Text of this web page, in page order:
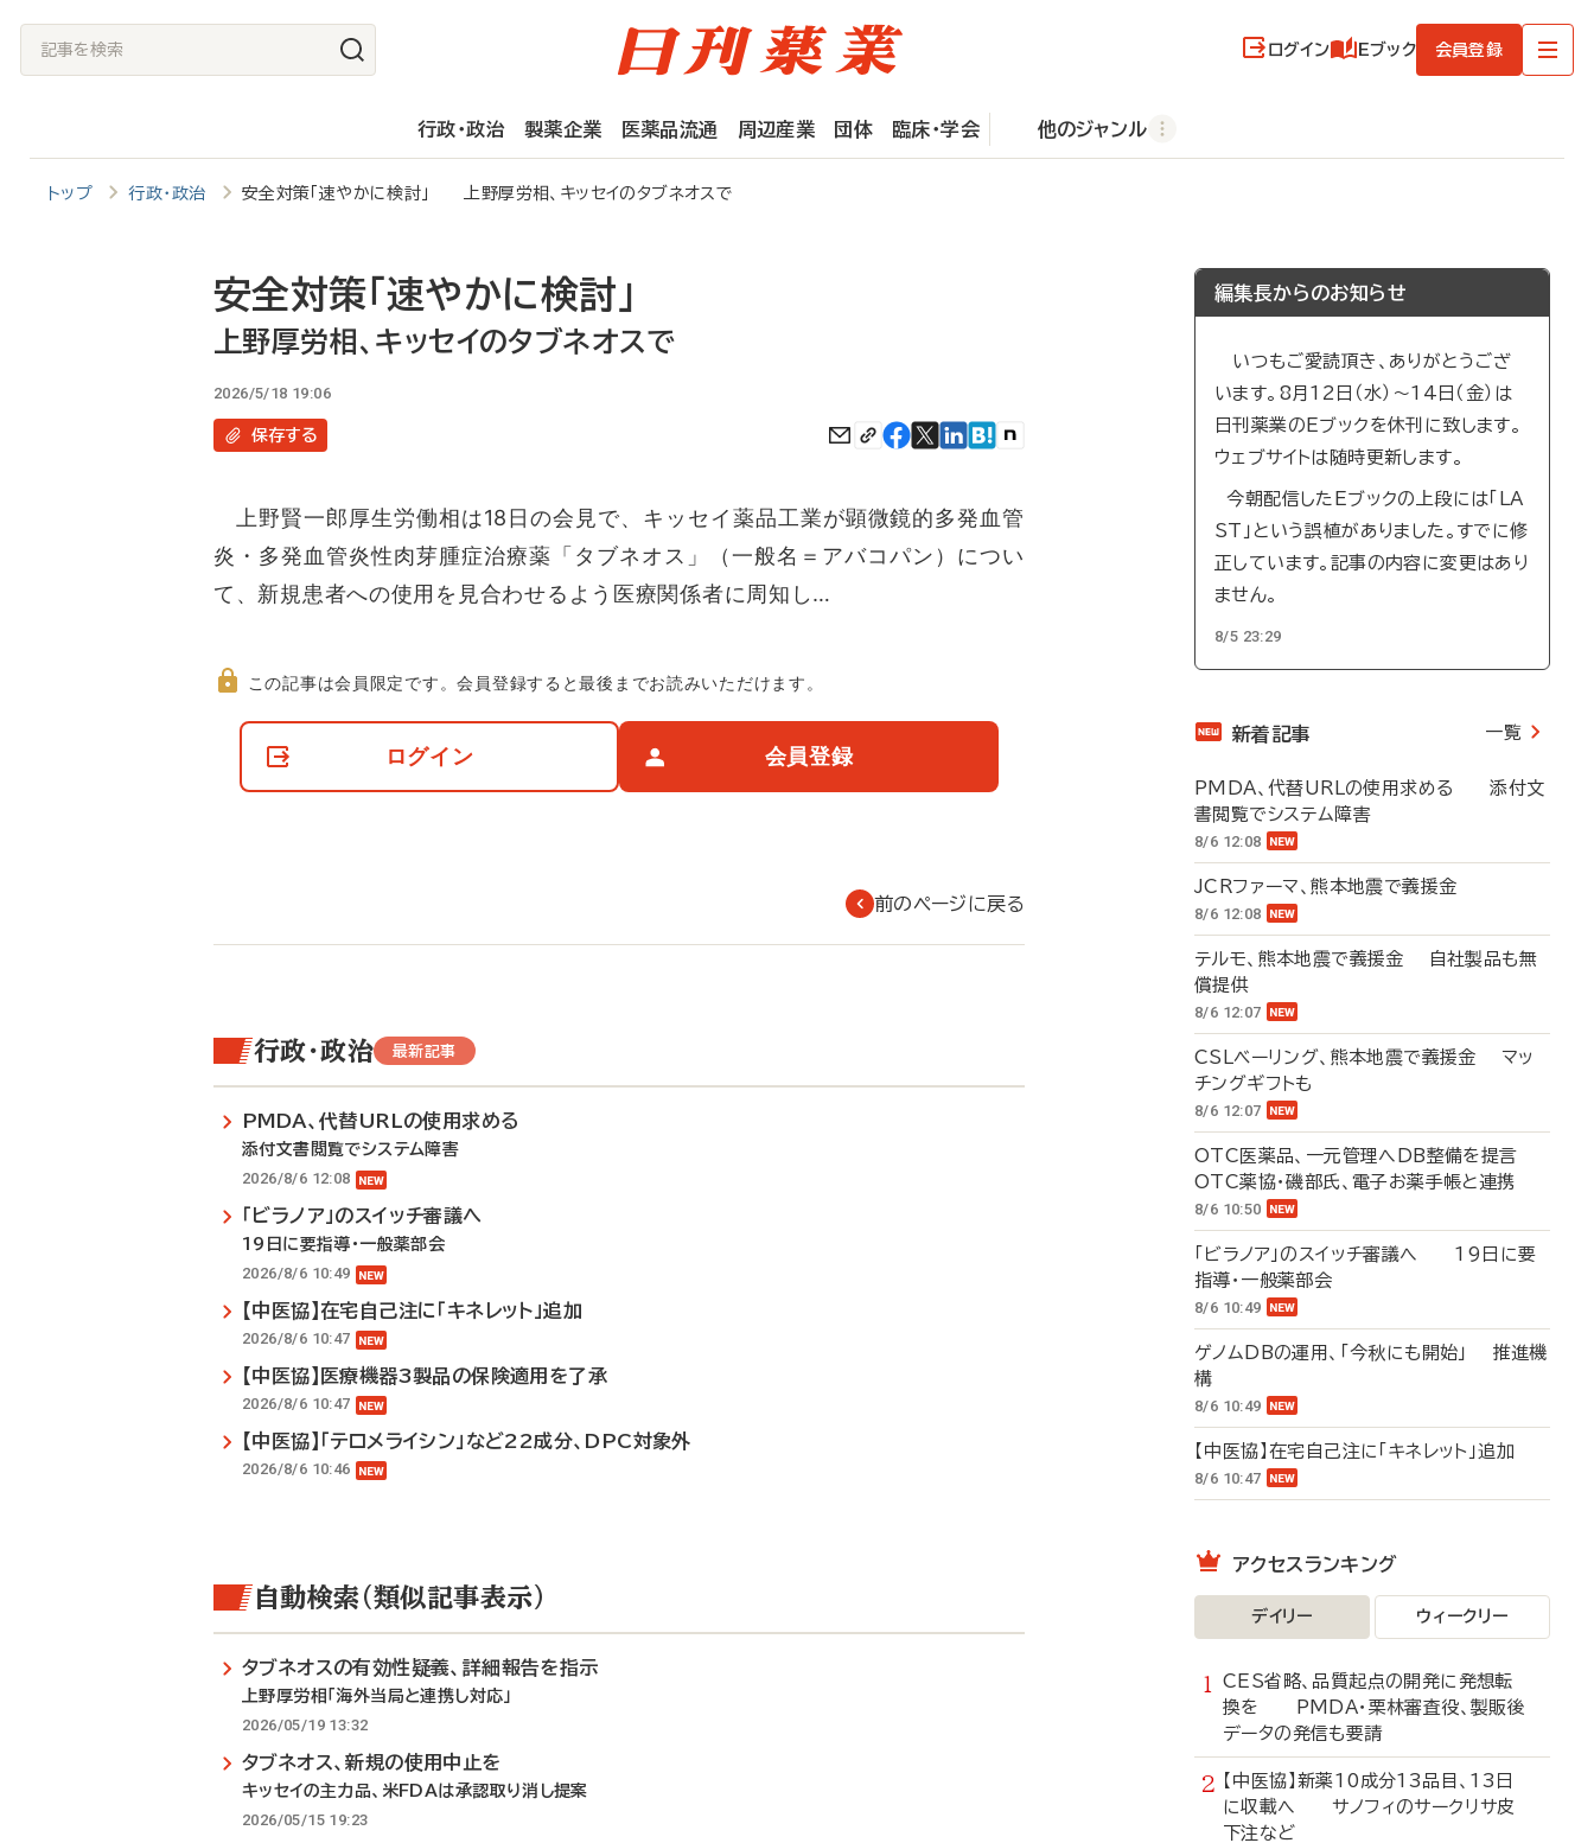
記
事
検
ログイン Eブック 会員登録
行政・政治 製薬企業 医薬品流通 周辺産業 団体 臨床・学会 他のジャンル
トップ 行政・政治 安全対策「速やかに検討」 上野厚労相、キッセイのタブネオスで
安全対策「速やかに検討」
上野厚労相、キッセイのタブネオスで
2026/5/18 19:06
保存する
上野賢一郎厚生労働相は18日の会見で、キッセイ薬品工業が顕微鏡的多発血管
炎・多発血管炎性肉芽腫症治療薬「タブネオス」（一般名＝アバコパン）につい
て、新規患者への使用を見合わせるよう医療関係者に周知し…
て
この記事は会員限定です。会員登録すると最後までお読みいただけます。
ログイン 会員登録
前のページに戻る
行政・政治 最新記事
PMDA、代替URLの使用求める
添付文書閲覧でシステム障害
2026/8/6 12:08
「ビラノア」のスイッチ審議へ
19日に要指導・一般薬部会
2026/8/6 10:49
【中医協】在宅自己注に「キネレット」追加
2026/8/6 10:47
【中医協】医療機器3製品の保険適用を了承
2026/8/6 10:47
【中医協】「テロメライシン」など22成分、DPC対象外
2026/8/6 10:46
自動検索（類似記事表示）
タブネオスの有効性疑義、詳細報告を指示
上野厚労相「海外当局と連携し対応」
2026/05/19 13:32
タブネオス、新規の使用中止を
キッセイの主力品、米FDAは承認取り消し提案
2026/05/15 19:23
編集長からのお知らせ
いつもご愛読頂き、ありがとうござ
います。8月12日（水）～14日（金）は
日刊薬業のEブックを休刊に致します。
ウェブサイトは随時更新します。
今朝配信したEブックの上段には「LA
ST」という誤植がありました。すでに修
正しています。記事の内容に変更はあり
ません。
8/5 23:29
新着記事 一覧
PMDA、代替URLの使用求める 添付文
書閲覧でシステム障害
8/6 12:08
JCRファーマ、熊本地震で義援金
8/6 12:08
テルモ、熊本地震で義援金 自社製品も無
償提供
8/6 12:07
CSLベーリング、熊本地震で義援金 マッ
チングギフトも
8/6 12:07
OTC医薬品、一元管理へDB整備を提言
OTC薬協・磯部氏、電子お薬手帳と連携
8/6 10:50
「ビラノア」のスイッチ審議へ 19日に要
指導・一般薬部会
8/6 10:49
ゲノムDBの運用、「今秋にも開始」 推進機
構
8/6 10:49
【中医協】在宅自己注に「キネレット」追加
8/6 10:47
アクセスランキング
デイリー ウィークリー
CES省略、品質起点の開発に発想転
換を PMDA・栗林審査役、製販後
データの発信も要請
【中医協】新薬10成分13品目、13日
に収載へ サノフィのサークリサ皮
下注など